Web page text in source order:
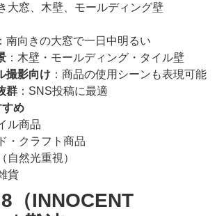
大窓、木壁、モールディング壁
：南向きの大窓で一日中明るい
：木壁・モールディング・タイル壁
撮影向け ：商品の使用シーンも表現可能
群 ：SNS投稿に最適
すめ
ル商品
・クラフト商品
自然光重視）
貨
（INNOCENT